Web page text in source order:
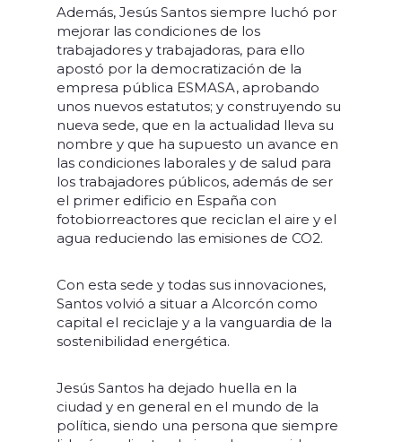
Además, Jesús Santos siempre luchó por
mejorar las condiciones de los
trabajadores y trabajadoras, para ello
apostó por la democratización de la
empresa pública ESMASA, aprobando
unos nuevos estatutos; y construyendo su
nueva sede, que en la actualidad lleva su
nombre y que ha supuesto un avance en
las condiciones laborales y de salud para
los trabajadores públicos, además de ser
el primer edificio en España con
fotobiorreactores que reciclan el aire y el
agua reduciendo las emisiones de CO2.
Con esta sede y todas sus innovaciones,
Santos volvió a situar a Alcorcón como
capital el reciclaje y a la vanguardia de la
sostenibilidad energética.
Jesús Santos ha dejado huella en la
ciudad y en general en el mundo de la
política, siendo una persona que siempre